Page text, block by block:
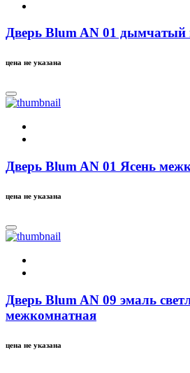
Дверь Blum AN 01 дымчатый
цена не указана
Дверь Blum AN 01 Ясень
цена не указана
Дверь Blum AN 09 эмаль
межкомнатная
цена не указана